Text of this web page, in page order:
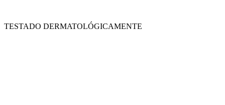
TESTADO DERMATOLÓGICAMENTE